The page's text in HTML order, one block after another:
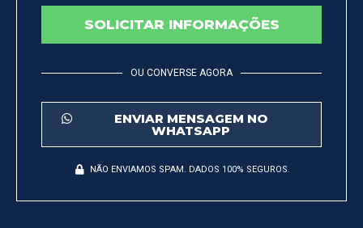
SOLICITAR INFORMAÇÕES
OU CONVERSE AGORA
ENVIAR MENSAGEM NO
WHATSAPP
NÃO ENVIAMOS SPAM. DADOS 100% SEGUROS.